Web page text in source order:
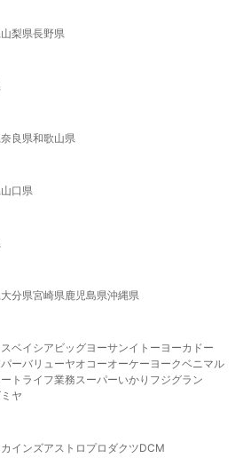
山梨県長野県
奈良県和歌山県
山口県
大分県宮崎県鹿児島県沖縄県
ベイシア ビッグヨーサンイトーヨーカドー
ーバリューヤオコーオーケー ヨークベニマル
ト ライフ業務スーパーいかり フジグラン
ヤ
カインズアストロプロダクツDCM